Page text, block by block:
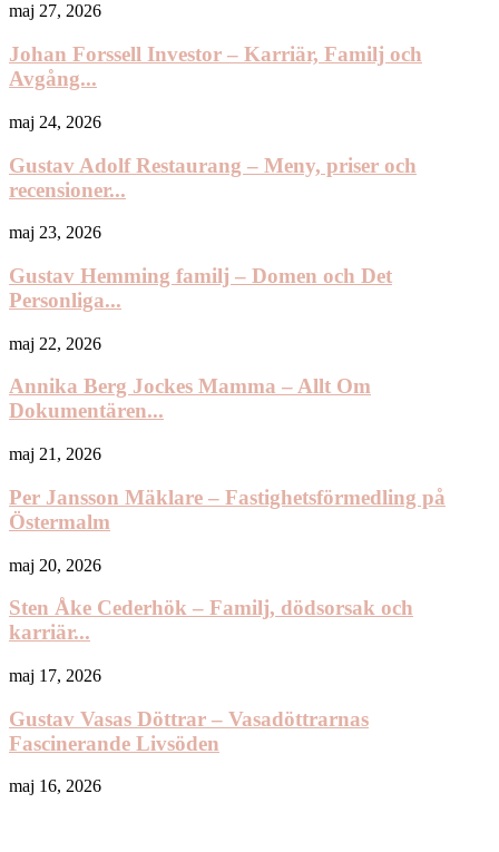
maj 27, 2026
Johan Forssell Investor – Karriär, Familj och
Avgång...
maj 24, 2026
Gustav Adolf Restaurang – Meny, priser och
recensioner...
maj 23, 2026
Gustav Hemming familj – Domen och Det
Personliga...
maj 22, 2026
Annika Berg Jockes Mamma – Allt Om
Dokumentären...
maj 21, 2026
Per Jansson Mäklare – Fastighetsförmedling på
Östermalm
maj 20, 2026
Sten Åke Cederhök – Familj, dödsorsak och
karriär...
maj 17, 2026
Gustav Vasas Döttrar – Vasadöttrarnas
Fascinerande Livsöden
maj 16, 2026